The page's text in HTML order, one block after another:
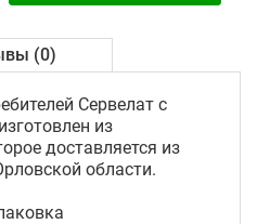
(0)
Сервелат с
из
доставляется из
области.